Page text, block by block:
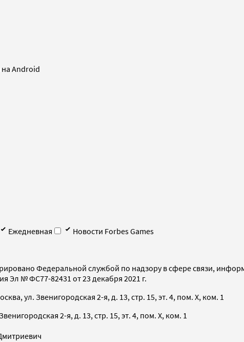
Android
Ежедневная
Новости Forbes Games
Федеральной службой по надзору в сфере связи,
Эл № ФС77-82431 от 23 декабря 2021 г.
ул. Звенигородская 2-я, д. 13, стр. 15, эт. 4, пом. X, ком. 1
2-я, д. 13, стр. 15, эт. 4, пом. X, ком. 1